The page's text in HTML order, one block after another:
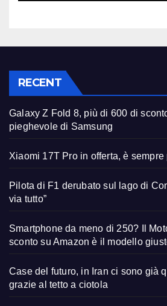
RECENT
Galaxy Z Fold 8, più di 600 di
pieghevole di Samsung
Xiaomi 17T Pro in offerta, è
Pilota di F1 derubato sul lago di
via tutto”
Smartphone da meno di 250? Il
sconto su Amazon è il modello
Case del futuro, in Iran ci sono già
grazie al tetto a ciotola